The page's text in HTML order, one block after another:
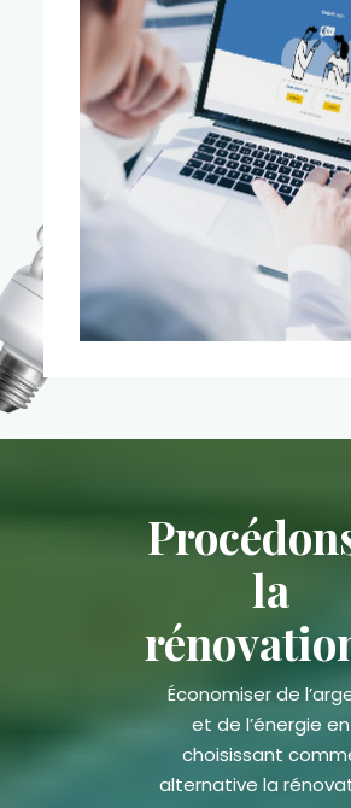
la
Économiser de
et de l’énergie en
choisissant
alternative la